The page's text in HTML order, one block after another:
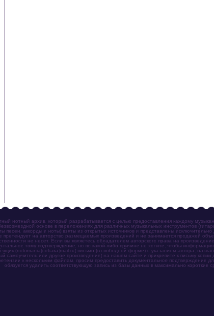
нотный архив, который разрабатывается с целью предоставления каждому
основе в переложениях для различных музыкальных инструментов
песен, аккорды и ноты) взяты из открытых источников и представлены
на авторство размещаемых произведений и не занимается продажей
не несет. Если вы являетесь обладателем авторского права на
тому подтверждение, но по какой-либо причине не хотите, чтобы
(notomania[собака]mail.ru) письмо (в свободной форме) с указанием автора,
самоучитель или другое произведение) на нашем сайте и прикрепите к письму
к нескольким файлам, просим предоставить документальное подтверждение
обязуется удалить соответствующую запись из базы данных в максимально короткие